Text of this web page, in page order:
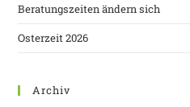
Beratungszeiten ändern sich
Osterzeit 2026
Archiv